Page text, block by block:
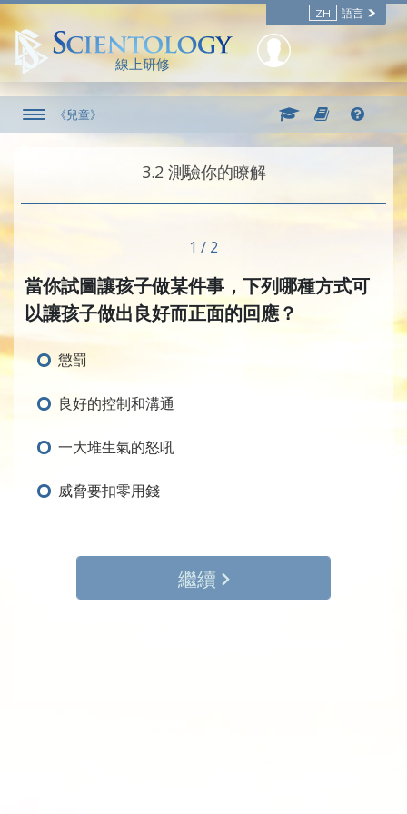
ZH 語言
線上研修
《兒童》
3.‎2 測驗你的瞭解
1 / 2
當你試圖讓孩子做某件事，下列哪種方式可
以讓孩子做出良好而正面的回應？
懲罰
良好的控制和溝通
一大堆生氣的怒吼
威脅要扣零用錢
繼續